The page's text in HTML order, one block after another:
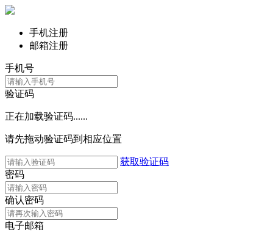
手机注册
邮箱注册
手机号
验证码
正在加载验证码......
请先拖动验证码到相应位置
获取验证码
密码
确认密码
电子邮箱